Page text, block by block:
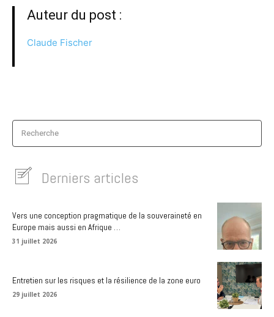
Auteur du post :
Claude Fischer
Recherche
Derniers articles
Vers une conception pragmatique de la souveraineté en
Europe mais aussi en Afrique …
31 juillet 2026
Entretien sur les risques et la résilience de la zone euro
29 juillet 2026